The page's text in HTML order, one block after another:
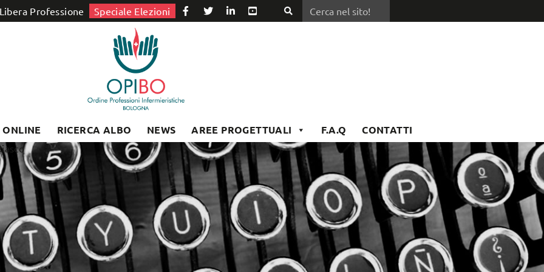
Libera Professione Speciale Elezioni
Cerca
ONLINE RICERCA ALBO NEWS AREE PROGETTUALI F.A.Q CONTATTI